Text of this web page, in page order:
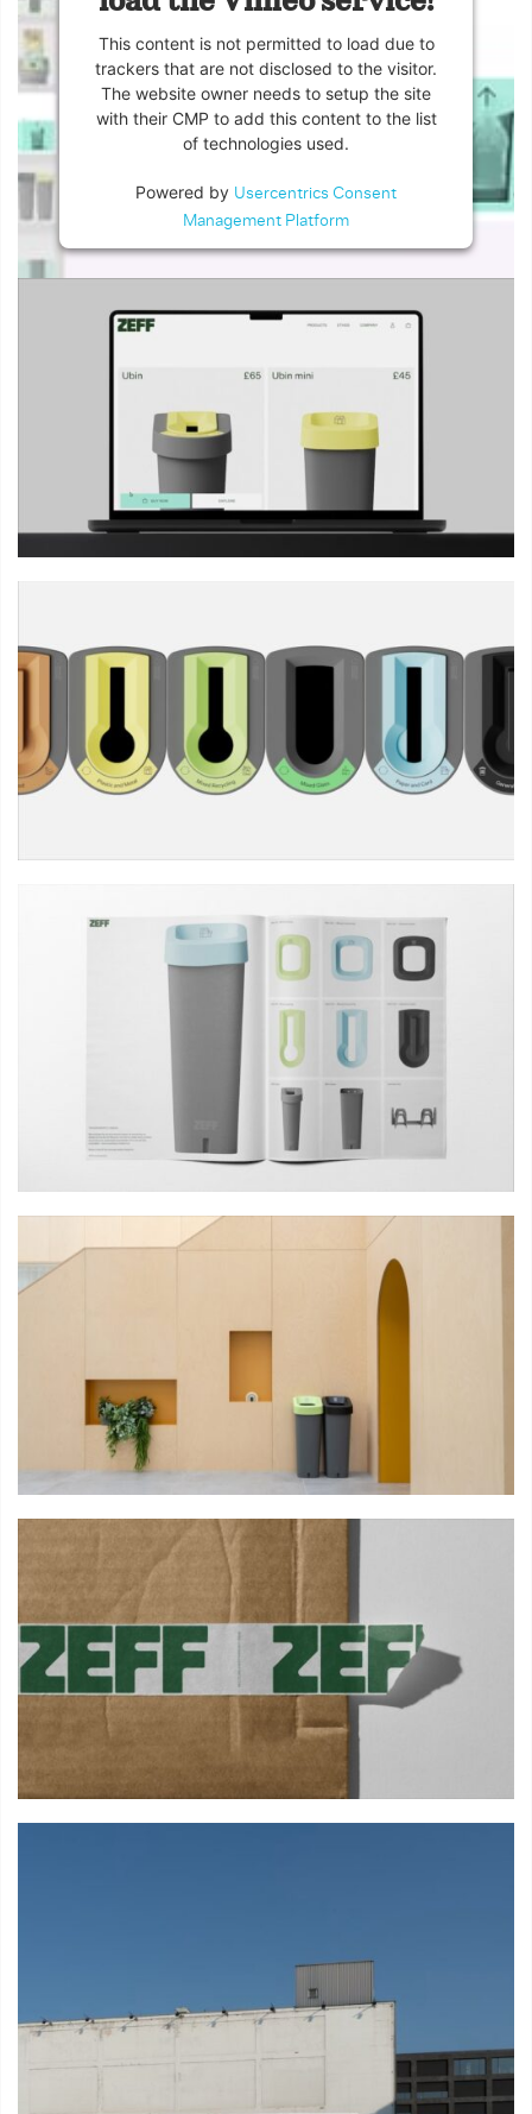
This content is not permitted to load due to
trackers that are not disclosed to the visitor.
The website owner needs to setup the site
with their CMP to add this content to the list
of technologies used.
Powered by Usercentrics Consent
Management Platform